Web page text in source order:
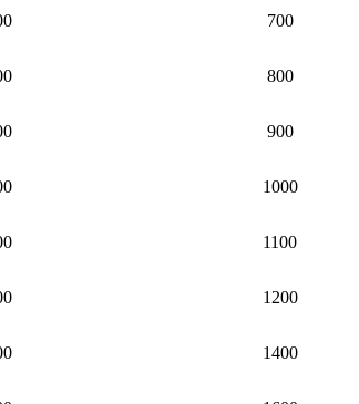
700
800
900
1000
1100
1200
1400